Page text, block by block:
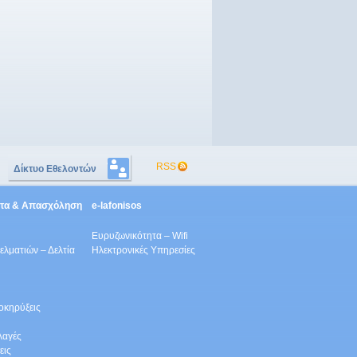
Δίκτυο Εθελοντών RSS
& Απασχόληση
– Δελτία
e-lafonisos
Ευρυζωνικότητα – Wifi
Ηλεκτρονικές Υπηρεσίες